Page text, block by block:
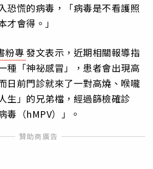
恐慌的病毒，「病毒是不看護照
才會得。」
粉專發文表示，近期相關報導指
種「神祕感冒」，患者會出現高
日前門診就來了一對高燒、喉嚨
生」的兄弟檔，經過篩檢確診
毒（hMPV）」。